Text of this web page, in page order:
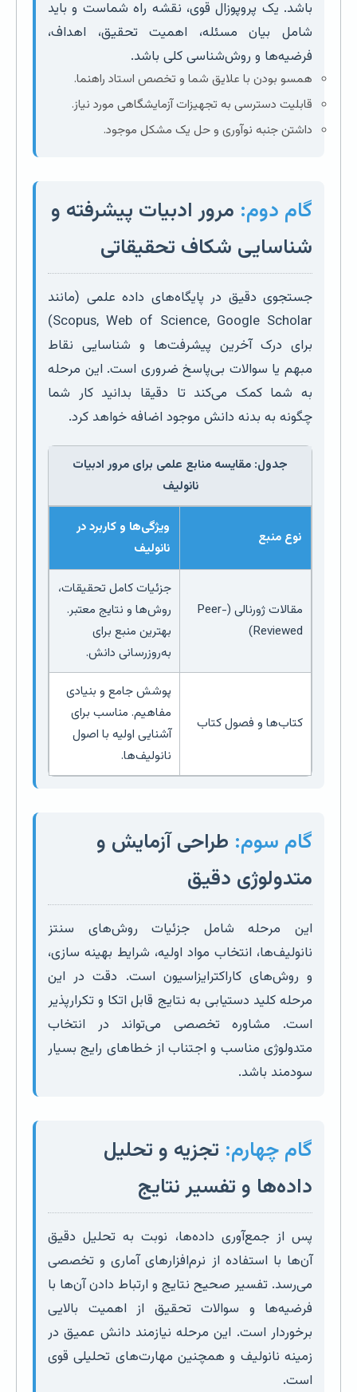
باشد. یک پروپوزال قوی، نقشه راه شماست و باید
شامل بیان مسئله، اهمیت تحقیق، اهداف،
فرضیه‌ها و روش‌شناسی کلی باشد.
همسو بودن با علایق شما و تخصص استاد راهنما.
قابلیت دسترسی به تجهیزات آزمایشگاهی مورد نیاز.
داشتن جنبه نوآوری و حل یک مشکل موجود.
گام دوم: مرور ادبیات پیشرفته و
شناسایی شکاف تحقیقاتی
جستجوی دقیق در پایگاه‌های داده علمی (مانند
Scopus, Web of Science, Google Scholar)
برای درک آخرین پیشرفت‌ها و شناسایی نقاط
مبهم یا سوالات بی‌پاسخ ضروری است. این مرحله
به شما کمک می‌کند تا دقیقا بدانید کار شما
چگونه به بدنه دانش موجود اضافه خواهد کرد.
جدول: مقایسه منابع علمی برای مرور ادبیات
نانولیف
نوع منبع
ویژگی‌ها و کاربرد در
نانولیف
مقالات ژورنالی (Peer-
Reviewed)
جزئیات کامل تحقیقات،
روش‌ها و نتایج معتبر.
بهترین منبع برای
به‌روزرسانی دانش.
کتاب‌ها و فصول کتاب
پوشش جامع و بنیادی
مفاهیم. مناسب برای
آشنایی اولیه با اصول
نانولیف‌ها.
گام سوم: طراحی آزمایش و
متدولوژی دقیق
این مرحله شامل جزئیات روش‌های سنتز
نانولیف‌ها، انتخاب مواد اولیه، شرایط بهینه سازی،
و روش‌های کاراکترایزاسیون است. دقت در این
مرحله کلید دستیابی به نتایج قابل اتکا و تکرارپذیر
است. مشاوره تخصصی می‌تواند در انتخاب
متدولوژی مناسب و اجتناب از خطاهای رایج بسیار
سودمند باشد.
گام چهارم: تجزیه و تحلیل
داده‌ها و تفسیر نتایج
پس از جمع‌آوری داده‌ها، نوبت به تحلیل دقیق
آن‌ها با استفاده از نرم‌افزارهای آماری و تخصصی
می‌رسد. تفسیر صحیح نتایج و ارتباط دادن آن‌ها با
فرضیه‌ها و سوالات تحقیق از اهمیت بالایی
برخوردار است. این مرحله نیازمند دانش عمیق در
زمینه نانولیف و همچنین مهارت‌های تحلیلی قوی
است.